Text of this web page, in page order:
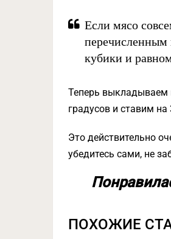
Если мясо
перечисленным
кубики и
Теперь выкладываем
градусов и ставим
Это действительно
убедитесь сами, не
ПОХОЖИЕ